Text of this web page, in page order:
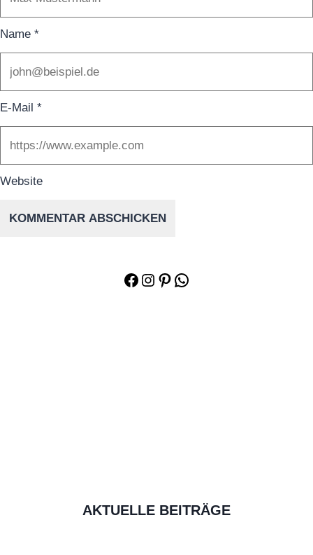
Name *
E-Mail *
Website
Facebook
Instagram
Pinterest
WhatsApp
AKTUELLE BEITRÄGE